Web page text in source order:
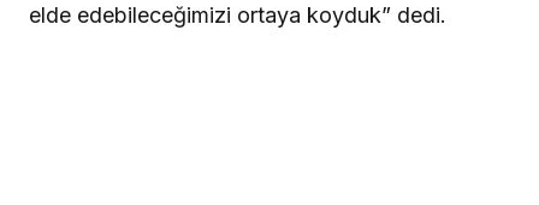
elde edebileceğimizi ortaya koyduk” dedi.